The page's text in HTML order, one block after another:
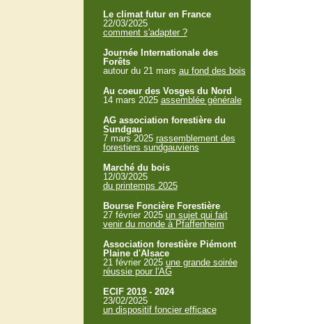
Le climat futur en France
22/03/2025
comment s'adapter ?
Journée Internationale des
Forêts
autour du 21 mars au fond des bois
Au coeur des Vosges du Nord
14 mars 2025 assemblée générale
AG association forestière du
Sundgau
7 mars 2025 rassemblement des
forestiers sundgauviens
Marché du bois
12/03/2025
du printemps 2025
Bourse Foncière Forestière
27 février 2025 un sujet qui fait
venir du monde à Pfaffenheim
Association forestière Piémont
Plaine d'Alsace
21 février 2025 une grande soirée
réussie pour l'AG
ECIF 2019 - 2024
23/02/2025
un dispositif foncier efficace